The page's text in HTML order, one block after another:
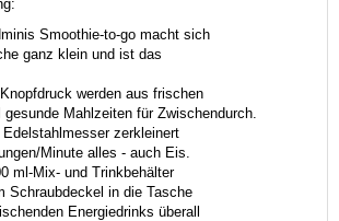
Smoothie-to-go macht sich
ganz klein und ist das
werden aus frischen
Mahlzeiten für Zwischendurch.
zerkleinert
Minute alles - auch Eis.
ml-Mix- und Trinkbehälter
Schraubdeckel in die Tasche
Energiedrinks überall